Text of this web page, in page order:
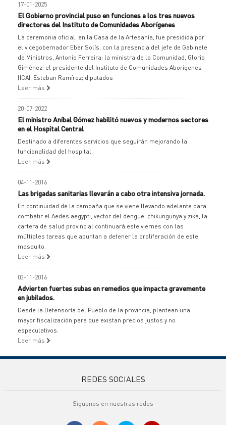
17-01-2025
El Gobierno provincial puso en funciones a los tres nuevos
directores del Instituto de Comunidades Aborígenes
La ceremonia oficial, en la Casa de la Artesanía, fue presidida por
el vicegobernador Eber Solís, con la presencia del jefe de Gabinete
de Ministros, Antonio Ferreira; la ministra de la Comunidad, Gloria
Giménez; el presidente del Instituto de Comunidades Aborígenes
(ICA), Esteban Ramírez; diputados
Leer más
20-07-2022
El ministro Aníbal Gómez habilitó nuevos y modernos sectores
en el Hospital Central
Destinado a diferentes servicios que seguirán mejorando la
funcionalidad del hospital.
Leer más
04-11-2016
Las brigadas sanitarias llevarán a cabo otra intensiva jornada.
En continuidad de la campaña que se viene llevando adelante para
combatir el Aedes aegypti, vector del dengue, chikungunya y zika, la
cartera de salud provincial continuará este viernes con las
múltiples tareas que apuntan a detener la proliferación de este
mosquito.
Leer más
03-11-2016
Advierten fuertes subas en remedios que impacta gravemente
en jubilados.
Desde la Defensoría del Pueblo de la provincia, plantean una
mayor fiscalización para que existan precios justos y no
especulativos.
Leer más
REDES SOCIALES
Síguenos en nuestras redes